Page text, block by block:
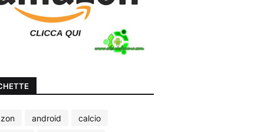
android
calcio